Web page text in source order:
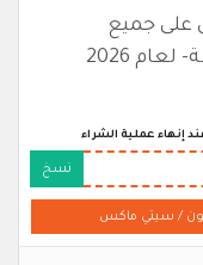
على جميع
2026
إنهاء عملية الشراء
نسخ
/ سيتي ماكس